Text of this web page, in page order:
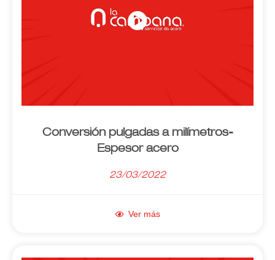
Conversión pulgadas a milímetros-
Espesor acero
23/03/2022
Ver más